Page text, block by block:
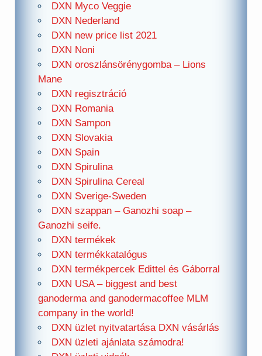
DXN Myco Veggie
DXN Nederland
DXN new price list 2021
DXN Noni
DXN oroszlánsörénygomba – Lions
Mane
DXN regisztráció
DXN Romania
DXN Sampon
DXN Slovakia
DXN Spain
DXN Spirulina
DXN Spirulina Cereal
DXN Sverige-Sweden
DXN szappan – Ganozhi soap –
Ganozhi seife.
DXN termékek
DXN termékkatalógus
DXN termékpercek Edittel és Gáborral
DXN USA – biggest and best
ganoderma and ganodermacoffee MLM
company in the world!
DXN üzlet nyitvatartása DXN vásárlás
DXN üzleti ajánlata számodra!